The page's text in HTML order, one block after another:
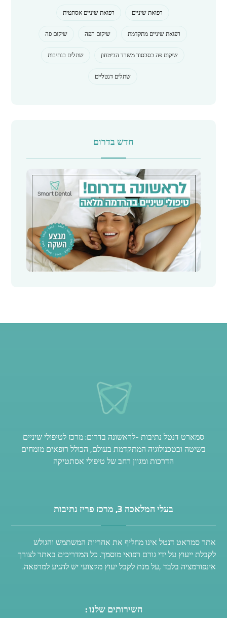
רפואת שיניים
רפואת שיניים אסתטית
רפואת שיניים מתקדמת
שיקום הפה
שיקום פה
שיקום פה בסבסוד משרד הביטחון
שתלים בנתיבות
שתלים דנטליים
חדש בדרום
סמארט דנטל נתיבות -לראשונה בדרום: מרכז לטיפולי שיניים
בשיטה ובטכנולוגיה המתקדמת בעולם, הכולל רופאים מומחים
הדרכות ומגוון רחב של טיפולי אסתטיקה
בעלי המלאכה 3, מרכז פריז נתיבות
אתר סמראט דנטל אינו מחליף את אחריות המשתמש והגולש
לקבלת ייעוץ על ידי גורם רפואי מוסמך. כל המדריכים באתר לצורך
אינפורמציה בלבד ,על מנת לקבל יעוץ מקצועי יש להגיע למרפאה.
השירותים שלנו :